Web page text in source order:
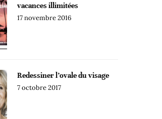
vacances illimitées
17 novembre 2016
Redessiner l’ovale du visage
7 octobre 2017